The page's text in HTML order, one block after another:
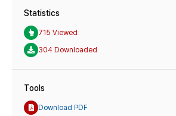
Statistics
715 Viewed
304 Downloaded
Tools
Download PDF